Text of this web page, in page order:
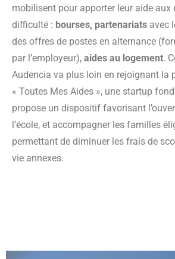
mobilisent pour apporter leur aide aux
difficulté : bourses, partenariats avec
des offres de postes en alternance
par l’employeur), aides au logement.
Audencia va plus loin en rejoignant la
« Toutes Mes Aides », une startup
propose un dispositif favorisant
l’école, et accompagner les familles
permettant de diminuer les frais de
vie annexes.